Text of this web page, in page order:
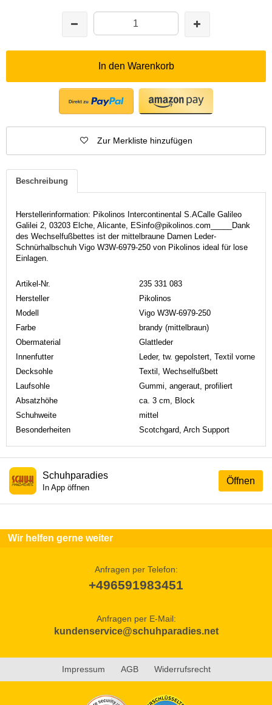
In den Warenkorb
Zur Merkliste hinzufügen
Beschreibung
Herstellerinformation: Pikolinos Intercontinental S.ACalle Galileo
Galilei 2, 03203 Elche, Alicante, ESinfo@pikolinos.com_____Dank
des Wechselfußbettes ist der mittelbraune Damen Leder-
Schnürhalbschuh Vigo W3W-6979-250 von Pikolinos ideal für lose
Einlagen.
Artikel-Nr.
235 331 083
Hersteller
Pikolinos
Modell
Vigo W3W-6979-250
Farbe
brandy (mittelbraun)
Obermaterial
Glattleder
Innenfutter
Leder, tw. gepolstert, Textil vorne
Decksohle
Textil, Wechselfußbett
Laufsohle
Gummi, angeraut, profiliert
Absatzhöhe
ca. 3 cm, Block
Schuhweite
mittel
Besonderheiten
Scotchgard, Arch Support
Öffnen
Schuhparadies
In App öffnen
Wir helfen gerne weiter
Anfragen per Telefon:
+496591983451
Anfragen per E-Mail:
kundenservice@schuhparadies.net
Impressum AGB Widerrufsrecht